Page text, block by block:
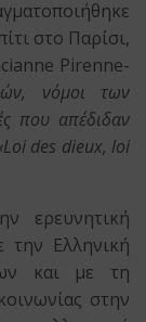
στο Παρίσι,
Pirenne-
νόμοι των
που απέδιδαν
des dieux, loi
ερευνητική
την Ελληνική
και με τη
στην